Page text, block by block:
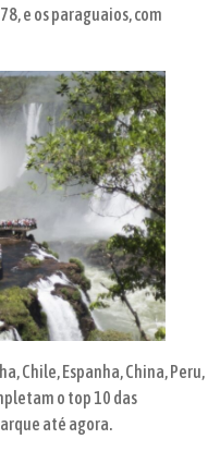
e os paraguaios, com
Chile, Espanha, China, Peru,
o top 10 das
até agora.